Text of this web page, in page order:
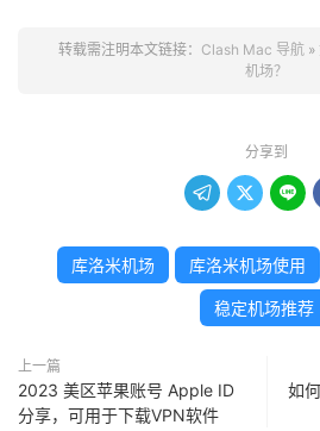
转载需注明本文链接： Clash Mac 导航»
机场？
分享到
  
库洛米机场 库洛米机场使用
稳定机场推荐
上一篇
2023 美区苹果账号 Apple ID
分享，可用于下载VPN软件
如